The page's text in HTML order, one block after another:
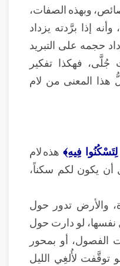
وبهذه الصفات،
إذا برَّدته يزداد
حجمه على التبريد
فهكذا تفكير
هذا المعنى من لام
فِيهِ﴾ هذه لام
أن يكون لكم سكناً،
والأرض تدور حول
لو دارت حول
الفصول، أو بمحور
توقَّفت لأُلغِي الليل